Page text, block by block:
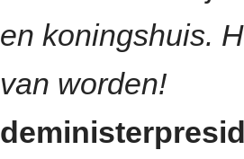
en koningshuis.
van worden!